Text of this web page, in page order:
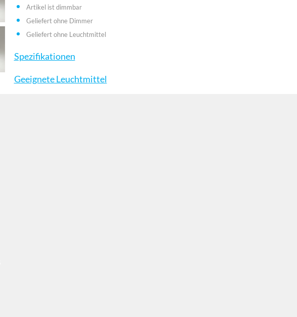
Artikel ist dimmbar
Geliefert ohne Dimmer
Geliefert ohne Leuchtmittel
Spezifikationen
Geeignete Leuchtmittel